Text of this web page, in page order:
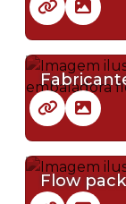
Flow